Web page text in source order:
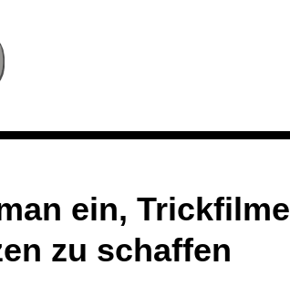
ein, Trickfilme
zu schaffen